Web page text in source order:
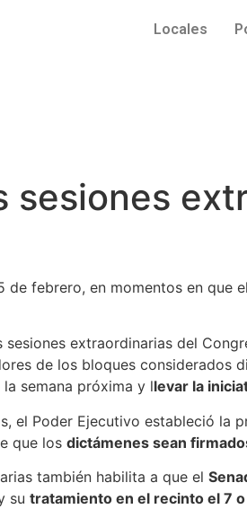
Locales
sesiones
de febrero, en momentos en
extraordinarias del
de los bloques considerados
semana próxima y llevar la
el Poder Ejecutivo estableció la
que los dictámenes sean
también habilita a que el
su tratamiento en el recinto el 7